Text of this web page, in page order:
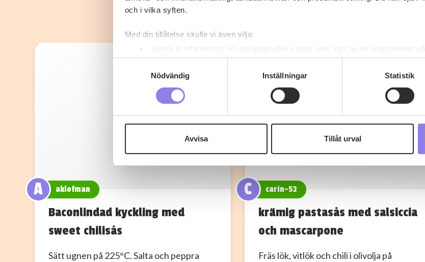
och i vilka syften.
Med din tillåtelse skulle vi även vilja:
Samla in information om din geografiska plats som kan ha en noggrannhet
Identifiera din enhet genom att aktivt skanna den för specifika kännetecken
Ta reda på mer om hur dina personliga uppgifter behandlas och ställ in dina
eller dra tillbaka ditt samtycke när som helst från cookie-förklaringen.
eller äldre. Genom att besöka webbplatsen intygar du att du är 25 år eller äldre.
med annan information som du har tillhandahållit eller som de har samlat in när du
Nödvändig
Inställningar Statistik
Avvisa Tillåt urval
A aklofman
Baconlindad kyckling med
sweet chilisås
Sätt ugnen på 225°C. Salta och peppra
C carin-52
krämig pastasås med salsiccia
och mascarpone
Fräs lök, vitlök och chili i olivolja på